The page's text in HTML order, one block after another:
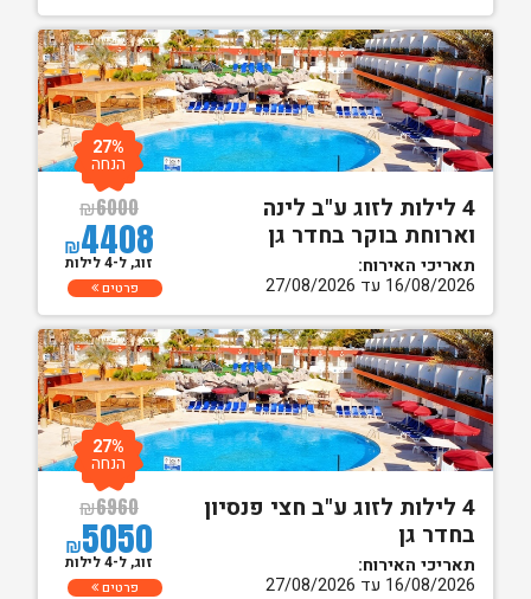
4 לילות לזוג ע"ב לינה
וארוחת בוקר בחדר גן
תאריכי האירוח:
16/08/2026 עד 27/08/2026
₪6000
₪4408
27%
הנחה
זוג, ל-4 לילות
פרטים
4 לילות לזוג ע"ב חצי פנסיון
בחדר גן
תאריכי האירוח:
16/08/2026 עד 27/08/2026
₪6960
₪5050
27%
הנחה
זוג, ל-4 לילות
פרטים